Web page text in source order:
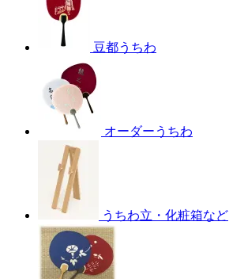
豆都うちわ
オーダーうちわ
うちわ立・化粧箱など